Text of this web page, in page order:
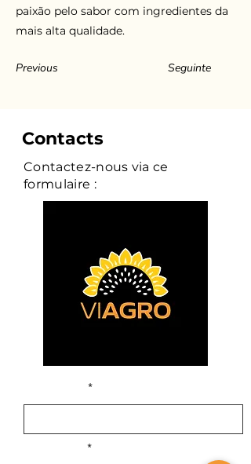
paixão pelo sabor com ingredientes da
mais alta qualidade.
Previous Seguinte
Contacts
Contactez-nous via ce
formulaire :